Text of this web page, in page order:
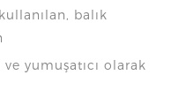
balık
ve yumuşatıcı olarak